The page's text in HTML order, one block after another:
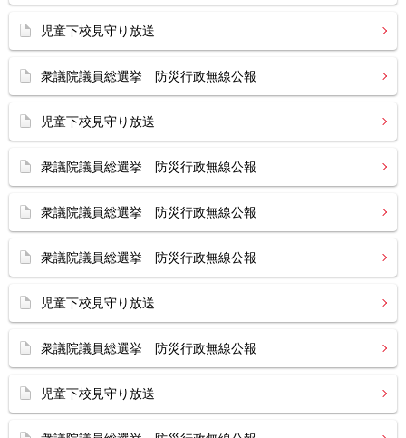
児童下校見守り放送
衆議院議員総選挙 防災行政無線公報
児童下校見守り放送
衆議院議員総選挙 防災行政無線公報
衆議院議員総選挙 防災行政無線公報
衆議院議員総選挙 防災行政無線公報
児童下校見守り放送
衆議院議員総選挙 防災行政無線公報
児童下校見守り放送